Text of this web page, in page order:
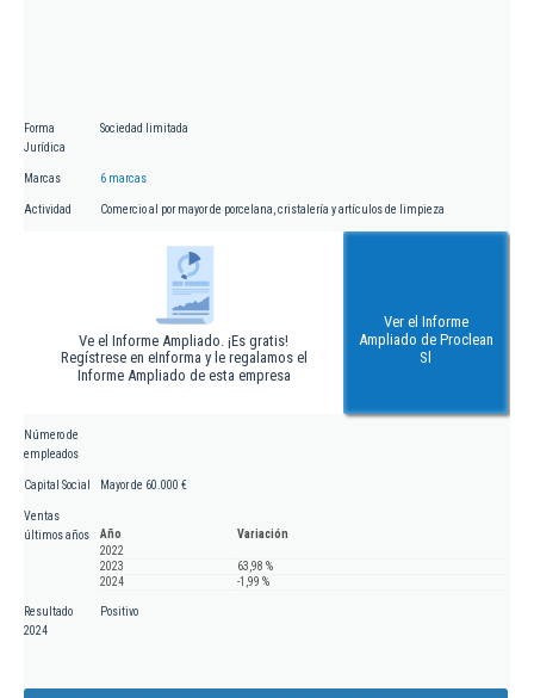
Forma
Jurídica
Sociedad limitada
Marcas 6 marcas
Actividad Comercio al por mayor de porcelana, cristalería y artículos de limpieza
Ve el Informe Ampliado. ¡Es gratis!
Regístrese en eInforma y le regalamos el
Informe Ampliado de esta empresa
Ver el Informe
Ampliado de Proclean
Sl
Número de
empleados
Capital Social Mayor de 60.000 €
Ventas
últimos años
Año
Variación
2022
2023
63,98 %
2024
-1,99 %
Resultado
2024
Positivo